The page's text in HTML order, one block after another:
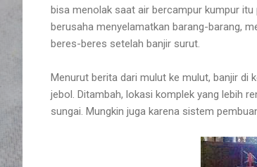
bisa menolak saat air bercampur kumpur
berusaha menyelamatkan barang-barang,
beres-beres setelah banjir surut.
Menurut berita dari mulut ke mulut, banjir di
jebol. Ditambah, lokasi komplek yang lebih
sungai. Mungkin juga karena sistem